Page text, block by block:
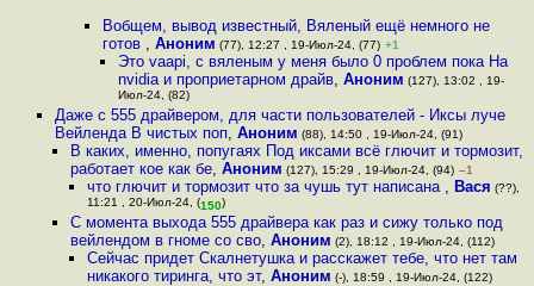
Вобщем, вывод известный, Вяленый ещё немного не
готов , Аноним (77), 12:27 , 19-Июл-24, (77) +1
Это vaapi, с вяленым у меня было 0 проблем пока На
nvidia и проприетарном драйв,Аноним (127), 13:02 , 19-
Июл-24, (82)
Даже с 555 драйвером, для части пользователей - Иксы луче
Вейленда В чистых поп, Аноним (88), 14:50 , 19-Июл-24, (91)
В каких, именно, попугаях Под иксами всё глючит и тормозит,
работает кое как бе,Аноним (127), 15:29 , 19-Июл-24, (94) –1
что глючит и тормозит что за чушь тут написана , Вася (??),
11:21 , 20-Июл-24, (150)
С момента выхода 555 драйвера как раз и сижу только под
вейлендом в гноме со сво,Аноним (2), 18:12 , 19-Июл-24, (112)
Сейчас придет Скалнетушка и расскажет тебе, что нет там
никакого тиринга, что эт, Аноним (-), 18:59 , 19-Июл-24, (122)